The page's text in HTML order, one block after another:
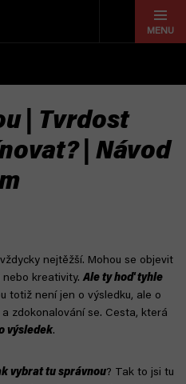
| Tvrdost
| Návod
nejtěžší. Mohou se objevit
nebo kreativity.Ale ty hoď tyhle
totiž není jen o výsledku, ale o
zdokonalování se. Cesta, která
výsledek.
vybrat tu správnou? Tak to jsi tu